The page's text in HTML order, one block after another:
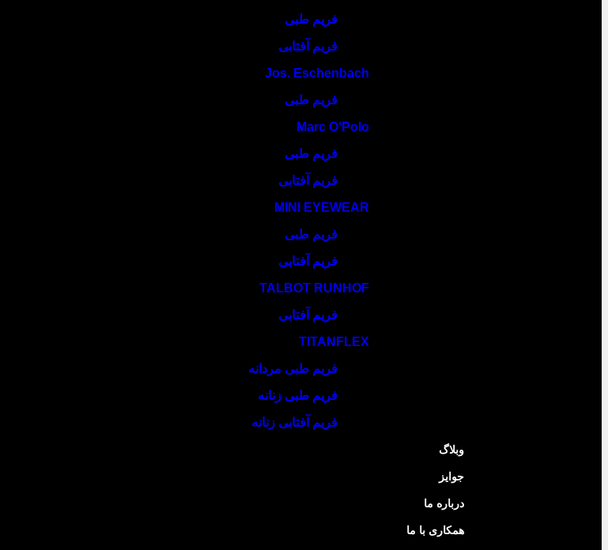
فریم طبی
فریم آفتابی
Jos. Eschenbach
فریم طبی
Marc O‘Polo
فریم طبی
فریم آفتابی
MINI EYEWEAR
فریم طبی
فریم آفتابی
TALBOT RUNHOF
فریم آفتابی
TITANFLEX
فریم طبی مردانه
فریم طبی زنانه
فریم آفتابی زنانه
وبلاگ
جوایز
درباره ما
همکاری با ما